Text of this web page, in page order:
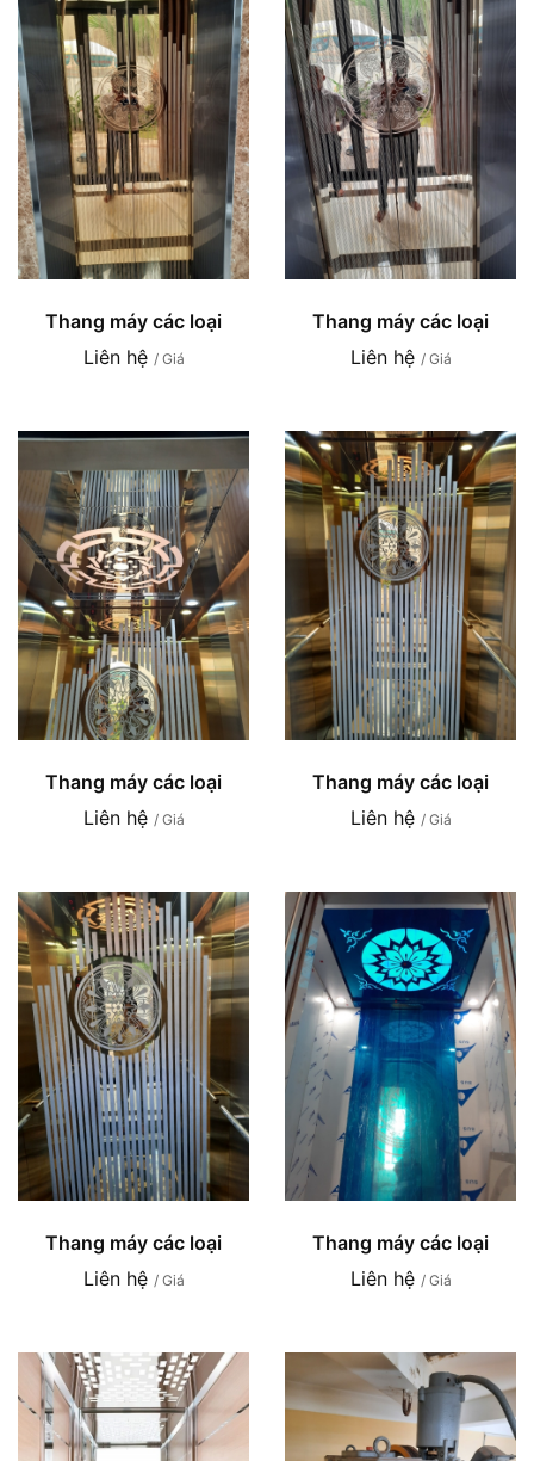
Thang máy các loại
Liên hệ / Giá
Thang máy các loại
Liên hệ / Giá
Thang máy các loại
Liên hệ / Giá
Thang máy các loại
Liên hệ / Giá
Thang máy các loại
Liên hệ / Giá
Thang máy các loại
Liên hệ / Giá